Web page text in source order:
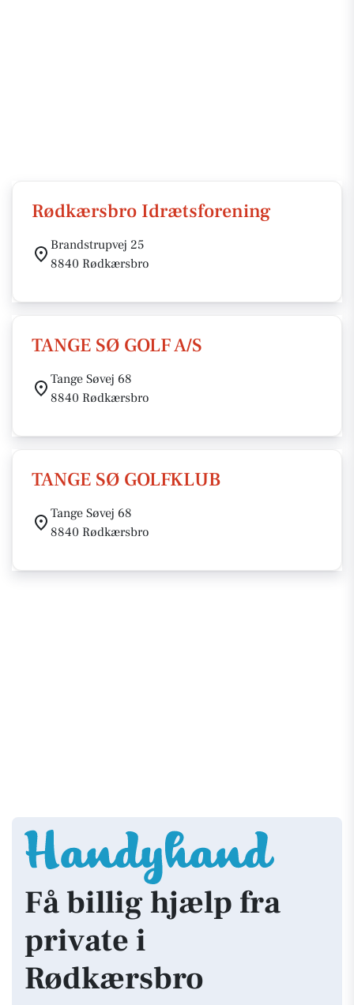
Rødkærsbro Idrætsforening
Brandstrupvej 25
8840 Rødkærsbro
TANGE SØ GOLF A/S
Tange Søvej 68
8840 Rødkærsbro
TANGE SØ GOLFKLUB
Tange Søvej 68
8840 Rødkærsbro
Få billig hjælp fra
private i
Rødkærsbro